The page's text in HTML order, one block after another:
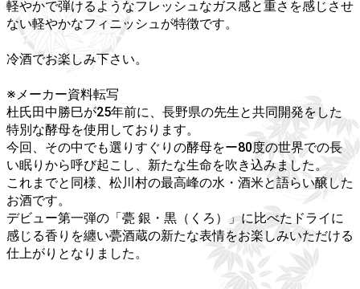
軽やかで弾けるようなフレッシュなガス感と重さを感じさせ
ない軽やかなフィニッシュが特徴です。
冷酒でお楽しみ下さい。
※メーカー資料転写
杜氏田中勝巳が25年前に、長野県の先生と共同開発をした
特別な酵母を使用しております。
今回、その中でも選りすぐりの酵母をー80度の世界での長
い眠りから呼び起こし、新たな生命を吹き込みました。
これまでと同様、松川村の最高峰の水・酒米と語らい醸した
お酒です。
デビュー第一弾の「甍 銀・黒（くろ）」に比べたドライに
感じる香りを纏い甍酒蔵の新たな表情をお楽しみいただける
仕上がりとなりました。